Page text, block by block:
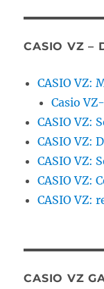
CASIO VZ –
CASIO VZ:
Casio
CASIO VZ:
CASIO VZ:
CASIO VZ:
CASIO VZ:
CASIO VZ:
CASIO VZ